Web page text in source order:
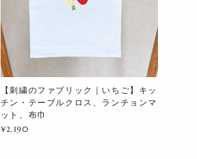
【刺繍のファブリック｜いちご】キッ
チン・テーブルクロス、ランチョンマ
ット、布巾
¥2,190